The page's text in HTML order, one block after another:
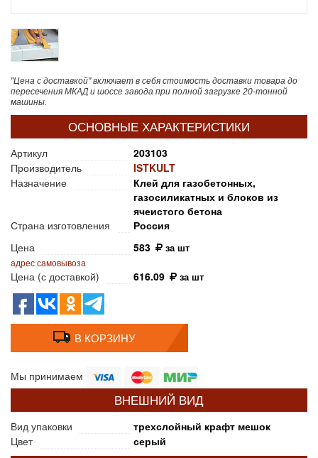
"Цена с доставкой" включает в себя стоимость доставки товара до
пересечения МКАД и шоссе завода при полной загрузке 20-тонной
машины.
ОСНОВНЫЕ ХАРАКТЕРИСТИКИ
Артикул
203103
Производитель
ISTKULT
Назначение
Клей для газобетонных,
газосиликатных и блоков из
ячеистого бетона
Страна изготовления
Россия
Цена
583 за шт
адрес самовывоза
Цена (с доставкой) 616.09 за шт
В КОРЗИНУ
Мы принимаем
ВНЕШНИЙ ВИД
Вид упаковки
трехслойный крафт мешок
Цвет
серый